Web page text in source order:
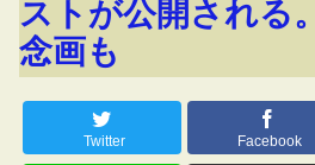
ストが公開される
念画も
Twitter Facebook